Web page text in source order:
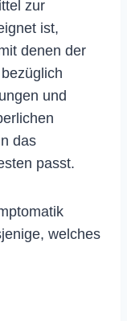
zur
ist,
denen der
und
das
passt.
welches